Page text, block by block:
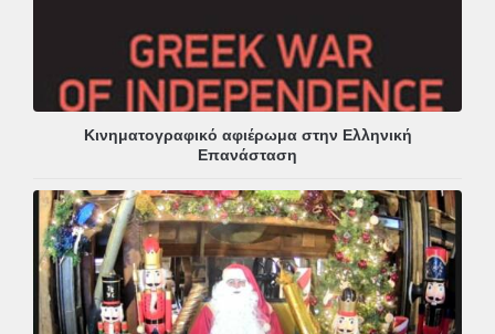
Κινηματογραφικό αφιέρωμα στην Ελληνική
Επανάσταση